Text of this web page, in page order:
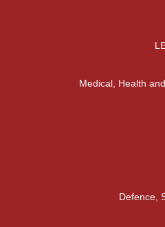
Medical, Health
Defence,